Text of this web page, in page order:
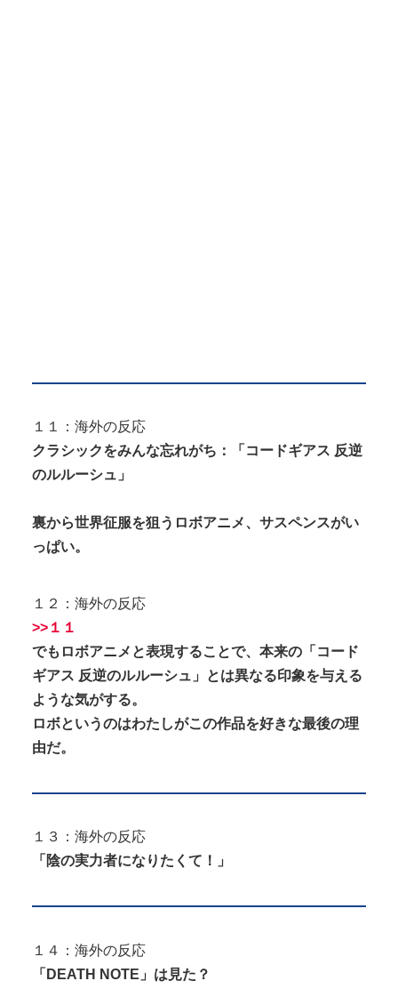
１１：海外の反応
クラシックをみんな忘れがち：「コードギアス 反逆
のルルーシュ」
裏から世界征服を狙うロボアニメ、サスペンスがい
っぱい。
１２：海外の反応
>>１１
でもロボアニメと表現することで、本来の「コード
ギアス 反逆のルルーシュ」とは異なる印象を与える
ような気がする。
ロボというのはわたしがこの作品を好きな最後の理
由だ。
１３：海外の反応
「陰の実力者になりたくて！」
１４：海外の反応
「DEATH NOTE」は見た？